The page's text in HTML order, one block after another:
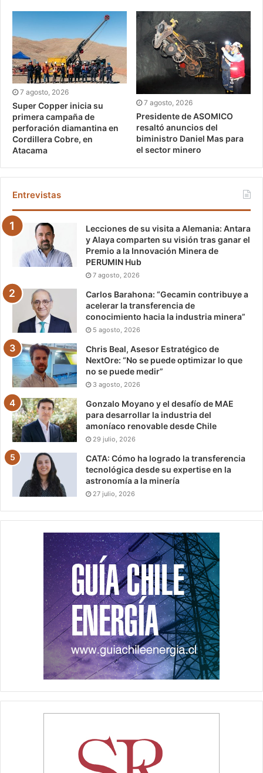
7 agosto, 2026
Super Copper inicia su
primera campaña de
perforación diamantina en
Cordillera Cobre, en
Atacama
7 agosto, 2026
Presidente de ASOMICO
resaltó anuncios del
biministro Daniel Mas para
el sector minero
Entrevistas
Lecciones de su visita a Alemania: Antara
y Alaya comparten su visión tras ganar el
Premio a la Innovación Minera de
PERUMIN Hub
7 agosto, 2026
Carlos Barahona: “Gecamin contribuye a
acelerar la transferencia de
conocimiento hacia la industria minera”
5 agosto, 2026
Chris Beal, Asesor Estratégico de
NextOre: “No se puede optimizar lo que
no se puede medir”
3 agosto, 2026
Gonzalo Moyano y el desafío de MAE
para desarrollar la industria del
amoníaco renovable desde Chile
29 julio, 2026
CATA: Cómo ha logrado la transferencia
tecnológica desde su expertise en la
astronomía a la minería
27 julio, 2026